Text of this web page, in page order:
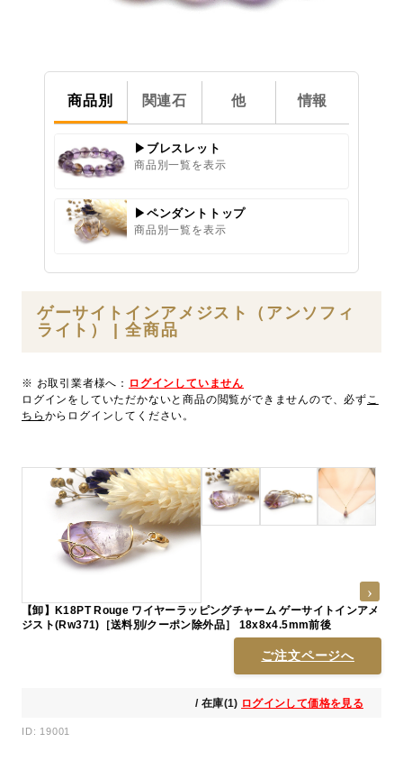
商品別 関連石 他 情報
▶ブレスレット
商品別一覧を表示
▶ペンダントトップ
商品別一覧を表示
ゲーサイトインアメジスト（アンソフィ
ライト） | 全商品
※ お取引業者様へ： ログインしていません
ログインをしていただかないと商品の閲覧ができませんので、必ずこ
ちら からログインしてください。
【卸】K18PT Rouge ワイヤーラッピングチャーム ゲーサイトインアメ
ジスト(Rw371)［送料別/クーポン除外品］ 18x8x4.5mm前後
ご注文ページへ
/ 在庫(1) ログインして価格を見る
ID: 19001